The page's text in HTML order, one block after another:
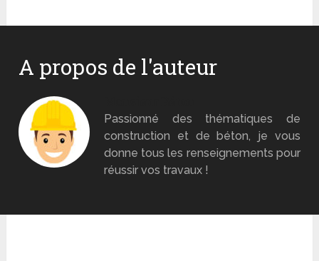
A propos de l'auteur
Passionné des thématiques de
construction et de béton, je vous
donne tous les renseignements pour
réussir vos travaux !